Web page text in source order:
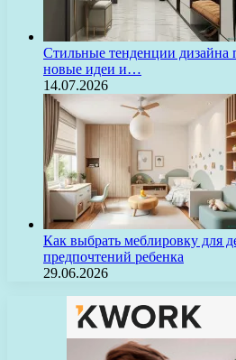
Стильные тенденции дизайна
новые идеи и…
14.07.2026
Как выбрать меблировку для
предпочтений ребенка
29.06.2026